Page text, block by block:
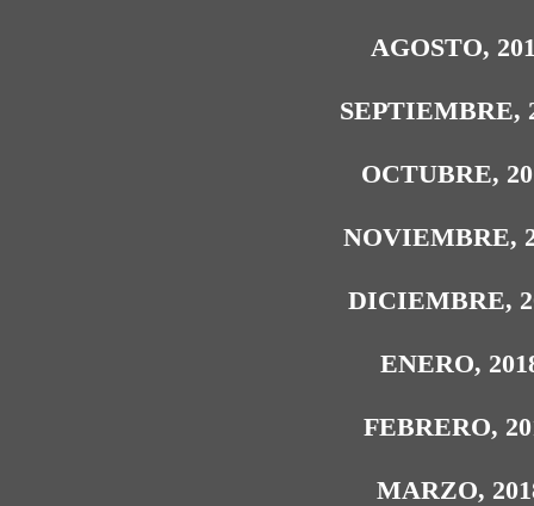
AGOSTO,
SEPTIEMBRE,
OCTUBRE,
NOVIEMBRE,
DICIEMBRE,
ENERO,
FEBRERO,
MARZO,